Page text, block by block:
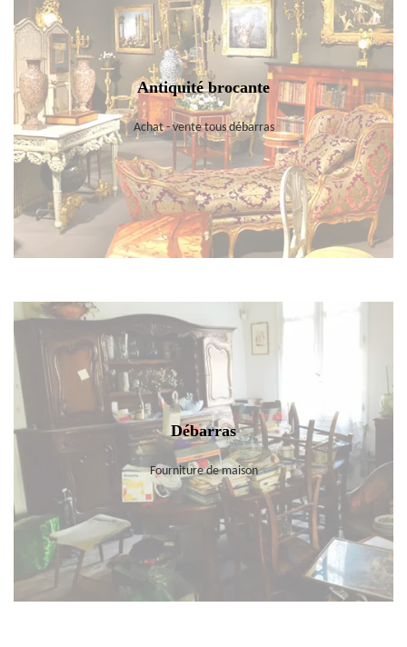
Antiquité brocante
Achat - vente tous débarras
Débarras
Fourniture de maison